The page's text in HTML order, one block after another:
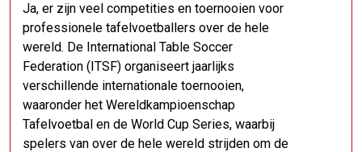
Ja, er zijn veel competities en toernooien voor
professionele tafelvoetballers over de hele
wereld. De International Table Soccer
Federation (ITSF) organiseert jaarlijks
verschillende internationale toernooien,
waaronder het Wereldkampioenschap
Tafelvoetbal en de World Cup Series, waarbij
spelers van over de hele wereld strijden om de